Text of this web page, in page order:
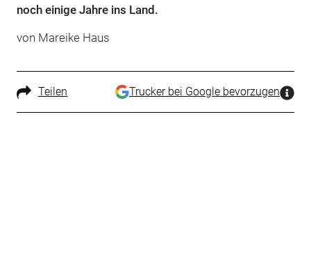
noch einige Jahre ins Land.
von Mareike Haus
Teilen Trucker bei Google bevorzugen